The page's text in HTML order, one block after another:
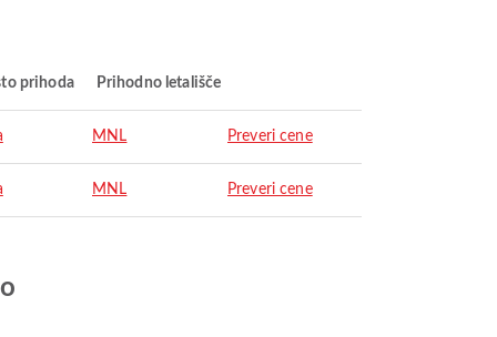
prihoda Prihodno letališče
MNL Preveri cene
MNL Preveri cene